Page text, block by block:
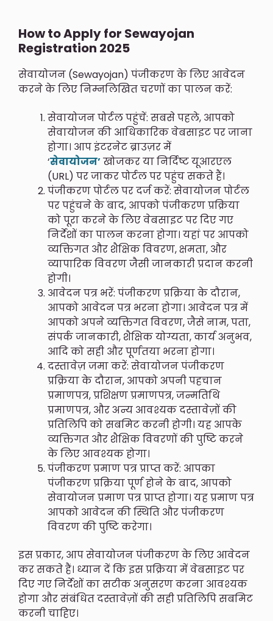
How to Apply for Sewayojan
Registration 2025
सेवायोजन (Sewayojan) पंजीकरण के लिए आवेदन
करने के लिए निम्नलिखित चरणों का पालन करें:
सेवायोजन पोर्टल पहुंचें: सबसे पहले, आपको
सेवायोजन की आधिकारिक वेबसाइट पर जाना
होगा। आप इंटरनेट ब्राउज़र में
‘सेवायोजन’खोजकर या निर्दिष्ट यूआरएल
(URL) पर जाकर पोर्टल पर पहुंच सकते हैं।
पंजीकरण पोर्टल पर दर्ज करें: सेवायोजन पोर्टल
पर पहुंचने के बाद, आपको पंजीकरण प्रक्रिया
को पूरा करने के लिए वेबसाइट पर दिए गए
निर्देशों का पालन करना होगा। यहां पर आपको
व्यक्तिगत और शैक्षिक विवरण, क्षमता, और
व्यापारिक विवरण जैसी जानकारी प्रदान करनी
होगी।
आवेदन पत्र भरें: पंजीकरण प्रक्रिया के दौरान,
आपको आवेदन पत्र भरना होगा। आवेदन पत्र में
आपको अपने व्यक्तिगत विवरण, जैसे नाम, पता,
संपर्क जानकारी, शैक्षिक योग्यता, कार्य अनुभव,
आदि को सही और पूर्णतया भरना होगा।
दस्तावेज़ जमा करें: सेवायोजन पंजीकरण
प्रक्रिया के दौरान, आपको अपनी पहचान
प्रमाणपत्र, प्रशिक्षण प्रमाणपत्र, जन्मतिथि
प्रमाणपत्र, और अन्य आवश्यक दस्तावेज़ों की
प्रतिलिपि को सबमिट करनी होगी। यह आपके
व्यक्तिगत और शैक्षिक विवरणों की पुष्टि करने
के लिए आवश्यक होगा।
पंजीकरण प्रमाण पत्र प्राप्त करें: आपका
पंजीकरण प्रक्रिया पूर्ण होने के बाद, आपको
सेवायोजन प्रमाण पत्र प्राप्त होगा। यह प्रमाण पत्र
आपको आवेदन की स्थिति और पंजीकरण
विवरण की पुष्टि करेगा।
इस प्रकार, आप सेवायोजन पंजीकरण के लिए आवेदन
कर सकते हैं। ध्यान दें कि इस प्रक्रिया में वेबसाइट पर
दिए गए निर्देशों का सटीक अनुसरण करना आवश्यक
होगा और संबंधित दस्तावेज़ों की सही प्रतिलिपि सबमिट
करनी चाहिए।